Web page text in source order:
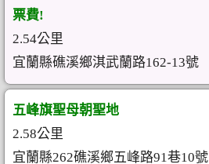
票費!
2.54公里
宜蘭縣礁溪鄉淇武蘭路162-13號
五峰旗聖母朝聖地
2.58公里
宜蘭縣262礁溪鄉五峰路91巷10號